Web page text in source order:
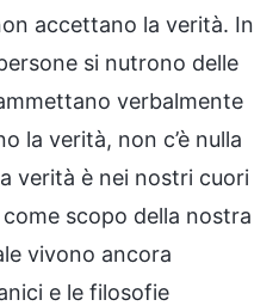
accettano la verità. In
si nutrono delle
verbalmente
la verità, non c’è nulla
verità è nei nostri cuori
scopo della nostra
vivono ancora
e le filosofie